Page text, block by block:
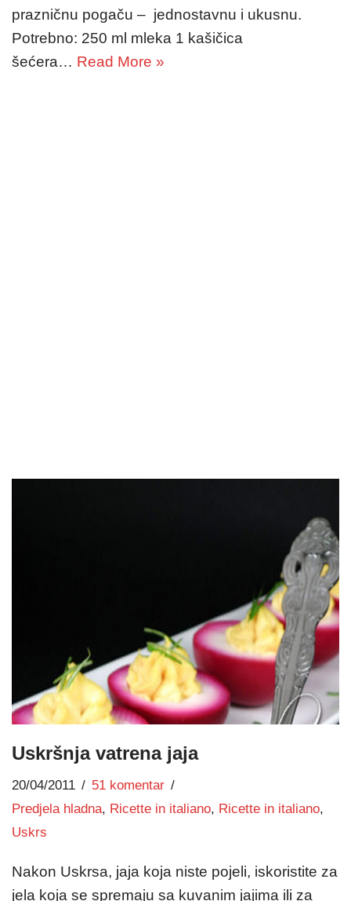
prazničnu pogaču – jednostavnu i ukusnu.
Potrebno: 250 ml mleka 1 kašičica
šećera… Read More »
Uskršnja vatrena jaja
20/04/2011
51 komentar
Predjela hladna, Ricette in italiano, Ricette in italiano,
Uskrs
Nakon Uskrsa, jaja koja niste pojeli, iskoristite za
jela koja se spremaju sa kuvanim jajima ili za